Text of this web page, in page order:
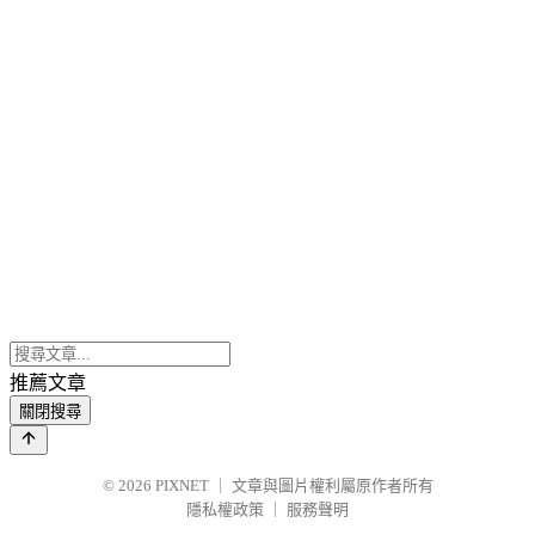
推薦文章
關閉搜尋
© 2026 PIXNET
文章與圖片權利屬原作者所有
隱私權政策
服務聲明